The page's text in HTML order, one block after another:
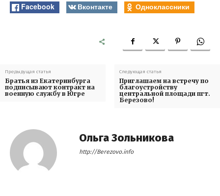
Facebook Вконтакте Одноклассники
Предыдущая статья
Братья из Екатеринбурга
подписывают контракт на
военную службу в Югре
Следующая статья
Приглашаем на встречу по
благоустройству
центральной площади пгт.
Березово!
Ольга Зольникова
http://Berezovo.info